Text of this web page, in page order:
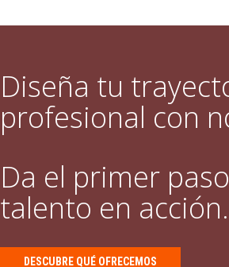
Diseña tu
profesional con
Da el primer
talento en acción.
DESCUBRE QUÉ OFRECEMOS